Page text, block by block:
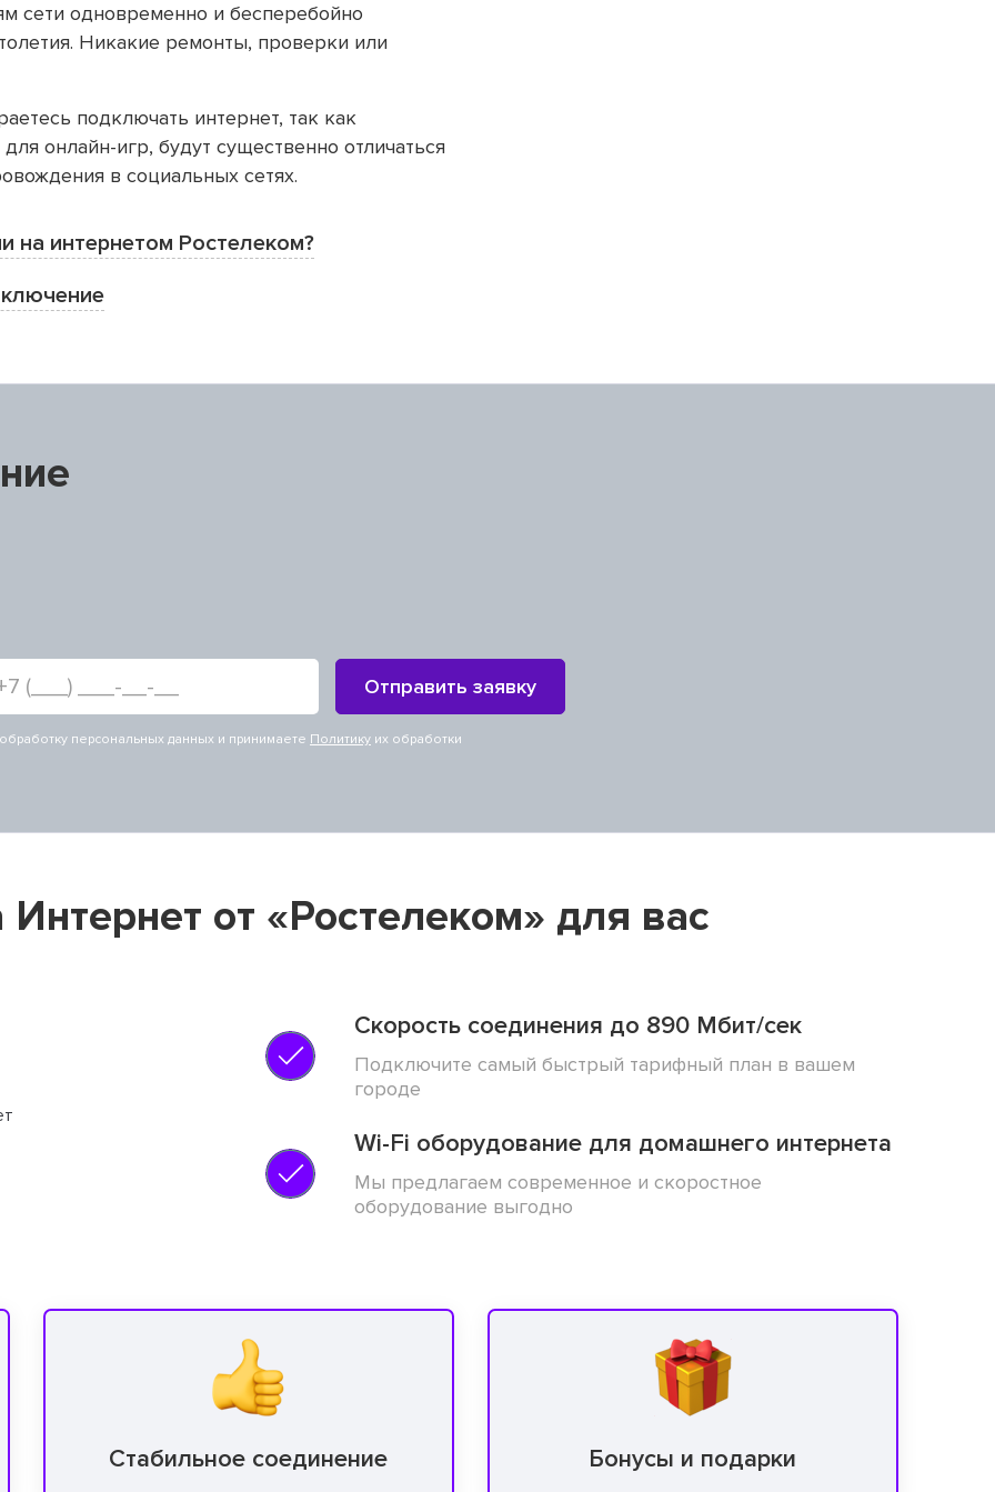
сети одновременно и бесперебойно
Никакие ремонты, проверки или
подключать интернет, так как
онлайн-игр, будут существенно отличаться
в социальных сетях.
на интернетом Ростелеком?
Отправить заявку
персональных данных и принимаете Политику их обработки
от «Ростелеком» для вас
Скорость соединения до 890 Мбит/сек
Подключите самый быстрый тарифный план в вашем
городе
Wi-Fi оборудование для домашнего интернета
Мы предлагаем современное и скоростное
оборудование выгодно
Стабильное соединение Бонусы и подарки